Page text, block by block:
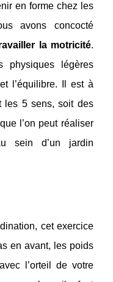
en forme chez les
avons concocté
la motricité.
physiques légères
l’équilibre. Il est à
les 5 sens, soit des
l’on peut réaliser
sein d’un jardin
cet exercice
en avant, les poids
l’orteil de votre